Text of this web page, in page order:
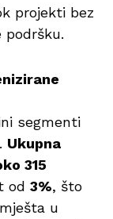
projekti bez
podršku.
segmenti
Ukupna
315
od 3%, što
u